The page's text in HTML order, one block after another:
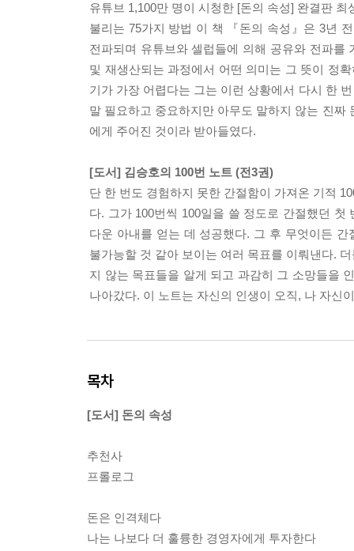
유튜브 1,100만 명이 시청한 [돈의 속성] 완결판
불리는 75가지 방법 이 책 『돈의 속성』은 3년
전파되며 유튜브와 셀럽들에 의해 공유와 전파를
및 재생산되는 과정에서 어떤 의미는 그 뜻이 정
기가 가장 어렵다는 그는 이런 상황에서 다시 한
말 필요하고 중요하지만 아무도 말하지 않는 진
에게 주어진 것이라 받아들였다.
[도서] 김승호의 100번 노트 (전3권)
단 한 번도 경험하지 못한 간절함이 가져온 기적
다. 그가 100번씩 100일을 쓸 정도로 간절했던
다운 아내를 얻는 데 성공했다. 그 후 무엇이든
불가능할 것 같아 보이는 여러 목표를 이뤄낸다.
지 않는 목표들을 알게 되고 과감히 그 소망들을
나아갔다. 이 노트는 자신의 인생이 오직, 나 자신
목차
[도서] 돈의 속성
추천사
프롤로그
돈은 인격체다
나는 나보다 더 훌륭한 경영자에게 투자한다